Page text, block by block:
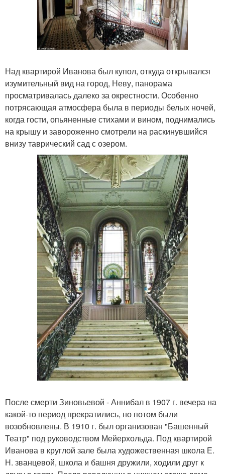
Над квартирой Иванова был купол, откуда открывался
изумительный вид на город, Неву, панорама
просматривалась далеко за окрестности. Особенно
потрясающая атмосфера была в периоды белых ночей,
когда гости, опьяненные стихами и вином, поднимались
на крышу и завороженно смотрели на раскинувшийся
внизу таврический сад с озером.
После смерти Зиновьевой - Аннибал в 1907 г. вечера на
какой-то период прекратились, но потом были
возобновлены. В 1910 г. был организован "Башенный
Театр" под руководством Мейерхольда. Под квартирой
Иванова в круглой зале была художественная школа Е.
Н. званцевой, школа и башня дружили, ходили друг к